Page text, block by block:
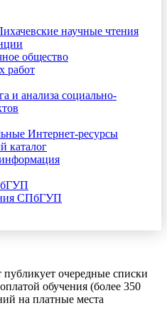
научные чтения
общество
работ
и анализа социально-
Интернет-ресурсы
каталог
СПбГУП
публикует очередные списки
обучения (более 350
на платные места